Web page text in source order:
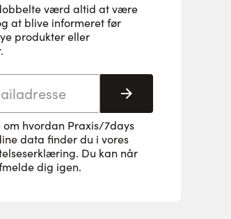
værd altid at være
at blive informeret før
produkter eller
Tilmeld her
hvordan Praxis/7days
data finder du i vores
. Du kan når
dig igen.